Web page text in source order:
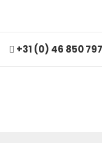
+31 (0) 46 850